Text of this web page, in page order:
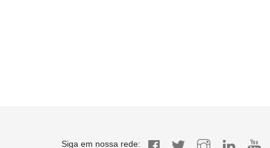
Siga em nossa rede: